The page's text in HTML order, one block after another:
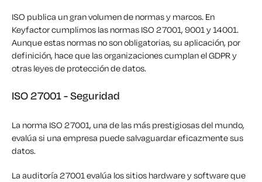
ISO publica un gran volumen de normas y marcos. En
Keyfactor cumplimos las normas ISO 27001, 9001 y 14001.
Aunque estas normas no son obligatorias, su aplicación, por
definición, hace que las organizaciones cumplan el GDPR y
otras leyes de protección de datos.
ISO 27001 - Seguridad
La norma ISO 27001, una de las más prestigiosas del mundo,
evalúa si una empresa puede salvaguardar eficazmente sus
datos.
La auditoría 27001 evalúa los sitios hardware y software que